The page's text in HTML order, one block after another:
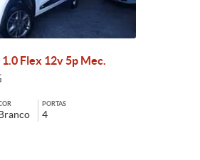
Flex 12v 5p Mec.
PORTAS
4